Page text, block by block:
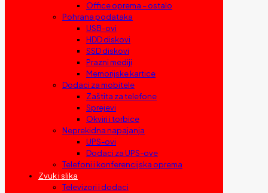
Office oprema – ostalo
Pohrana podataka
USB-ovi
HDD diskovi
SSD diskovi
Prazni mediji
Memorijske kartice
Dodaci za mobitele
Zaštita za telefone
Sprejevi
Okviri i torbice
Neprekidna napajanja
UPS-ovi
Dodaci za UPS-ove
Telefoni i konferencijska oprema
Zvuk i slika
Televizori i dodaci